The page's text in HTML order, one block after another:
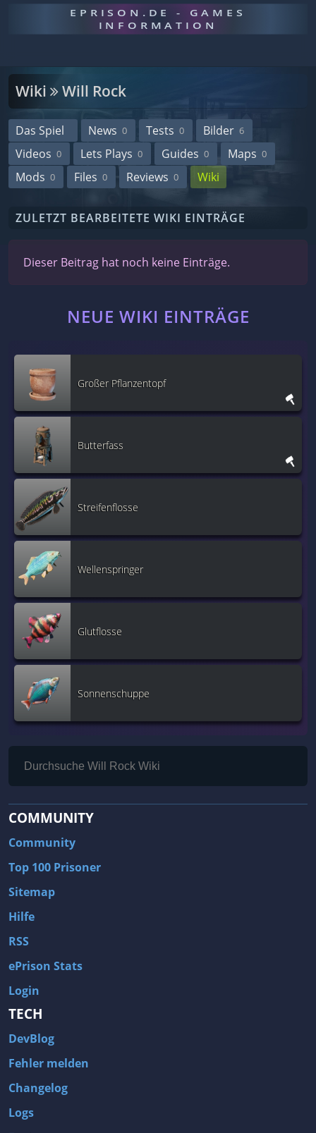
EPRISON.DE - GAMES
INFORMATION
Wiki Will Rock
Das Spiel News 0 Tests 0 Bilder 6
Videos 0 Lets Plays 0 Guides 0 Maps 0
Mods 0 Files 0 Reviews 0 Wiki
ZULETZT BEARBEITETE WIKI EINTRÄGE
Dieser Beitrag hat noch keine Einträge.
NEUE WIKI EINTRÄGE
Großer Pflanzentopf
Butterfass
Streifenflosse
Wellenspringer
Glutflosse
Sonnenschuppe
COMMUNITY
Community
Top 100 Prisoner
Sitemap
Hilfe
RSS
ePrison Stats
Login
TECH
DevBlog
Fehler melden
Changelog
Logs